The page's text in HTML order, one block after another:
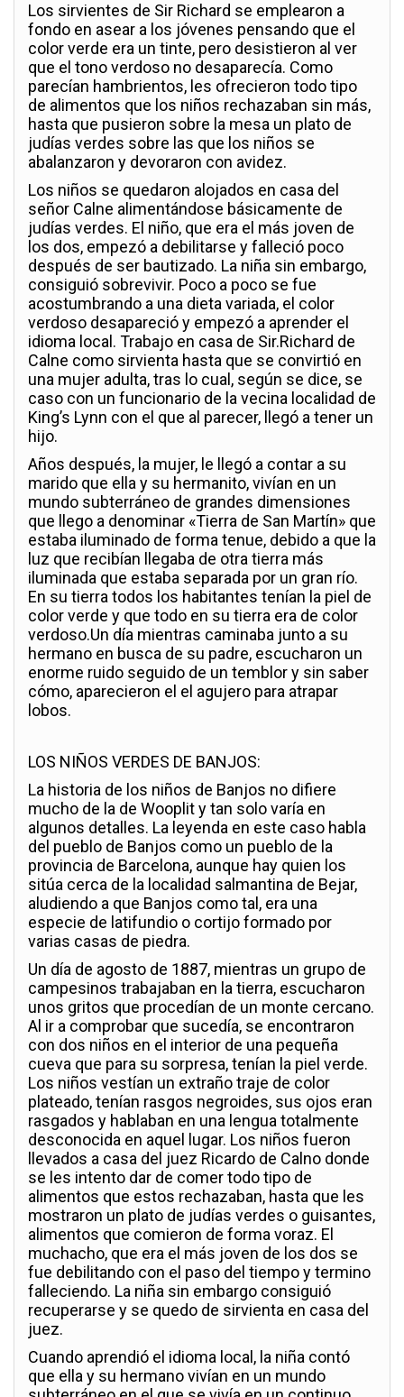
Los sirvientes de Sir Richard se emplearon a
fondo en asear a los jóvenes pensando que el
color verde era un tinte, pero desistieron al ver
que el tono verdoso no desaparecía. Como
parecían hambrientos, les ofrecieron todo tipo
de alimentos que los niños rechazaban sin más,
hasta que pusieron sobre la mesa un plato de
judías verdes sobre las que los niños se
abalanzaron y devoraron con avidez.
Los niños se quedaron alojados en casa del
señor Calne alimentándose básicamente de
judías verdes. El niño, que era el más joven de
los dos, empezó a debilitarse y falleció poco
después de ser bautizado. La niña sin embargo,
consiguió sobrevivir. Poco a poco se fue
acostumbrando a una dieta variada, el color
verdoso desapareció y empezó a aprender el
idioma local. Trabajo en casa de Sir.Richard de
Calne como sirvienta hasta que se convirtió en
una mujer adulta, tras lo cual, según se dice, se
caso con un funcionario de la vecina localidad de
King’s Lynn con el que al parecer, llegó a tener un
hijo.
Años después, la mujer, le llegó a contar a su
marido que ella y su hermanito, vivían en un
mundo subterráneo de grandes dimensiones
que llego a denominar «Tierra de San Martín» que
estaba iluminado de forma tenue, debido a que la
luz que recibían llegaba de otra tierra más
iluminada que estaba separada por un gran río.
En su tierra todos los habitantes tenían la piel de
color verde y que todo en su tierra era de color
verdoso.Un día mientras caminaba junto a su
hermano en busca de su padre, escucharon un
enorme ruido seguido de un temblor y sin saber
cómo, aparecieron el el agujero para atrapar
lobos.
LOS NIÑOS VERDES DE BANJOS:
La historia de los niños de Banjos no difiere
mucho de la de Wooplit y tan solo varía en
algunos detalles. La leyenda en este caso habla
del pueblo de Banjos como un pueblo de la
provincia de Barcelona, aunque hay quien los
sitúa cerca de la localidad salmantina de Bejar,
aludiendo a que Banjos como tal, era una
especie de latifundio o cortijo formado por
varias casas de piedra.
Un día de agosto de 1887, mientras un grupo de
campesinos trabajaban en la tierra, escucharon
unos gritos que procedían de un monte cercano.
Al ir a comprobar que sucedía, se encontraron
con dos niños en el interior de una pequeña
cueva que para su sorpresa, tenían la piel verde.
Los niños vestían un extraño traje de color
plateado, tenían rasgos negroides, sus ojos eran
rasgados y hablaban en una lengua totalmente
desconocida en aquel lugar. Los niños fueron
llevados a casa del juez Ricardo de Calno donde
se les intento dar de comer todo tipo de
alimentos que estos rechazaban, hasta que les
mostraron un plato de judías verdes o guisantes,
alimentos que comieron de forma voraz. El
muchacho, que era el más joven de los dos se
fue debilitando con el paso del tiempo y termino
falleciendo. La niña sin embargo consiguió
recuperarse y se quedo de sirvienta en casa del
juez.
Cuando aprendió el idioma local, la niña contó
que ella y su hermano vivían en un mundo